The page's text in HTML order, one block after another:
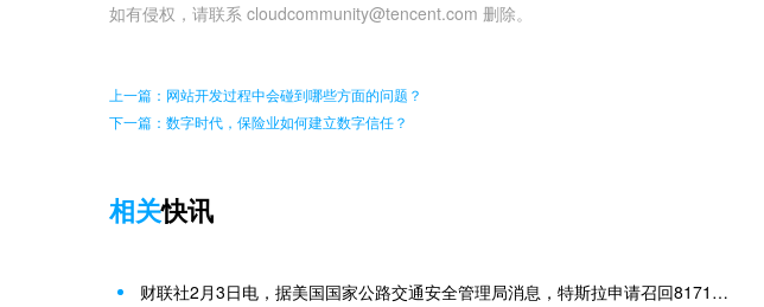
如有侵权，请联系 cloudcommunity@tencent.com 删除。
上一篇：网站开发过程中会碰到哪些方面的问题？
下一篇：数字时代，保险业如何建立数字信任？
相关快讯
财联社2月3日电，据美国国家公路交通安全管理局消息，特斯拉申请召回817143辆美国汽车。